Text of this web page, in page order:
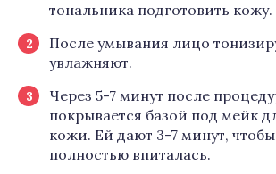
тональника подготовить кожу.
После умывания лицо
увлажняют.
Через 5-7 минут после
покрывается базой под мейк
кожи. Ей дают 3-7 минут,
полностью впиталась.